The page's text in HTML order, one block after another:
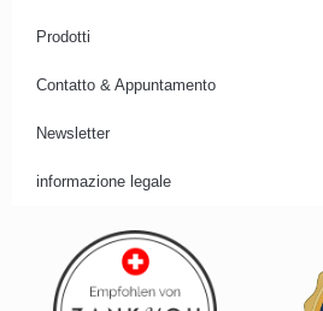
Prodotti
Contatto & Appuntamento
Newsletter
informazione legale